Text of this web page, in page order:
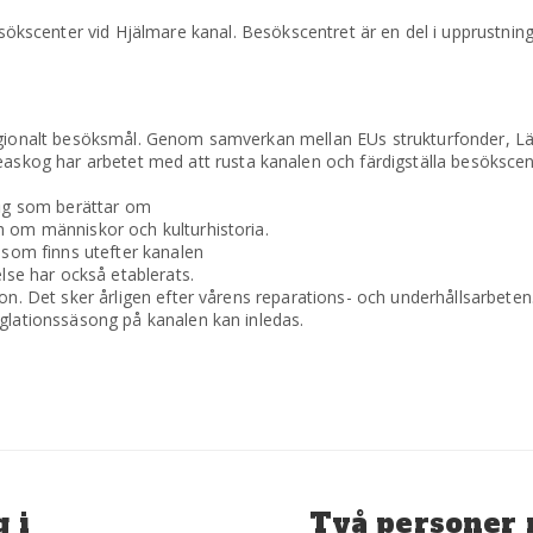
vid Hjälmare kanal. Besökscentret är en del i
besöksmål. Genom samverkan mellan EUs strukturfonder,
har arbetet med att rusta kanalen och färdigställa
som berättar om
om människor och kulturhistoria.
finns utefter kanalen
har också etablerats.
Det sker årligen efter vårens reparations- och
på kanalen kan inledas.
i
Nästa
Två personer